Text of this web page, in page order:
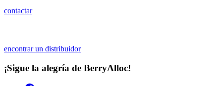
contactar
encontrar un distribuidor
¡Sigue la alegría de BerryAlloc!